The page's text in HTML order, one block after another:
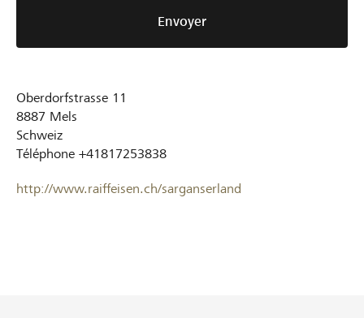
Envoyer
Oberdorfstrasse 11
8887 Mels
Schweiz
Téléphone +41817253838
http://www.raiffeisen.ch/sarganserland